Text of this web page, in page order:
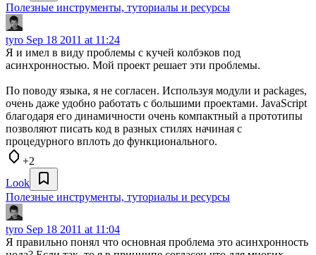
Полезные инструменты, туториалы и ресурсы
tyro Sep 18 2011 at 11:24
Я и имел в виду проблемы с кучей колбэков под
асинхронностью. Мой проект решает эти проблемы.
По поводу языка, я не согласен. Используя модули и packages,
очень даже удобно работать с большими проектами. JavaScript
благодаря его динамичности очень компактный а прототипы
позволяют писать код в разных стилях начиная с
процедурного вплоть до функционального.
+2
Look
Полезные инструменты, туториалы и ресурсы
tyro Sep 18 2011 at 11:04
Я правильно понял что основная проблема это асинхронность